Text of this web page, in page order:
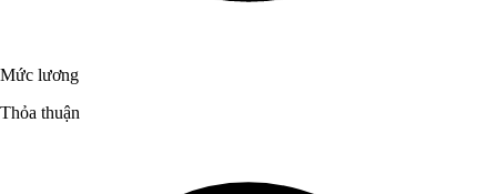
Mức lương
Thỏa thuận